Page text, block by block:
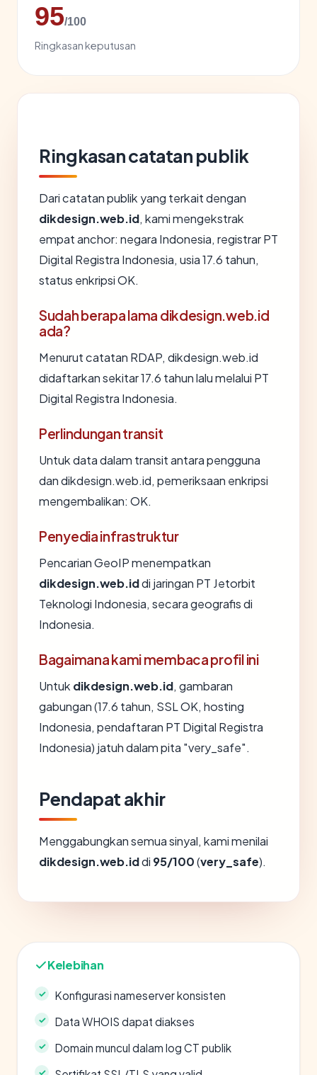
95/100
Ringkasan keputusan
Ringkasan catatan publik
Dari catatan publik yang terkait dengan
dikdesign.web.id, kami mengekstrak
empat anchor: negara Indonesia, registrar PT
Digital Registra Indonesia, usia 17.6 tahun,
status enkripsi OK.
Sudah berapa lama dikdesign.web.id
ada?
Menurut catatan RDAP, dikdesign.web.id
didaftarkan sekitar 17.6 tahun lalu melalui PT
Digital Registra Indonesia.
Perlindungan transit
Untuk data dalam transit antara pengguna
dan dikdesign.web.id, pemeriksaan enkripsi
mengembalikan: OK.
Penyedia infrastruktur
Pencarian GeoIP menempatkan
dikdesign.web.iddi jaringan PT Jetorbit
Teknologi Indonesia, secara geografis di
Indonesia.
Bagaimana kami membaca profil ini
Untuk dikdesign.web.id, gambaran
gabungan (17.6 tahun, SSL OK, hosting
Indonesia, pendaftaran PT Digital Registra
Indonesia) jatuh dalam pita "very_safe".
Pendapat akhir
Menggabungkan semua sinyal, kami menilai
dikdesign.web.iddi 95/100(very_safe).
Kelebihan
Konfigurasi nameserver konsisten
Data WHOIS dapat diakses
Domain muncul dalam log CT publik